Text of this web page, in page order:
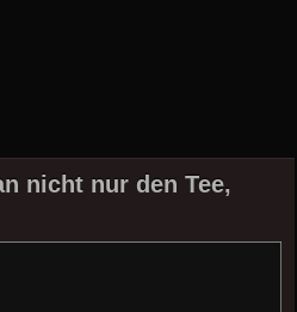
nicht nur den Tee,